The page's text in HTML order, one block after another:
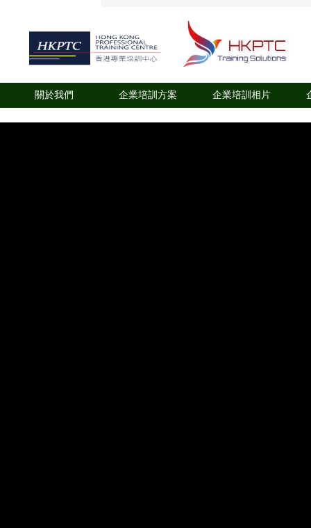
關於我們 企業培訓方案 企業培訓相片